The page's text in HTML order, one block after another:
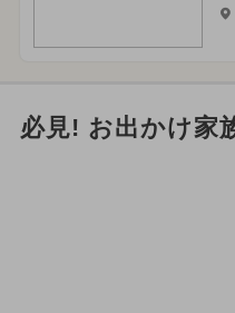
必見! お出かけ家